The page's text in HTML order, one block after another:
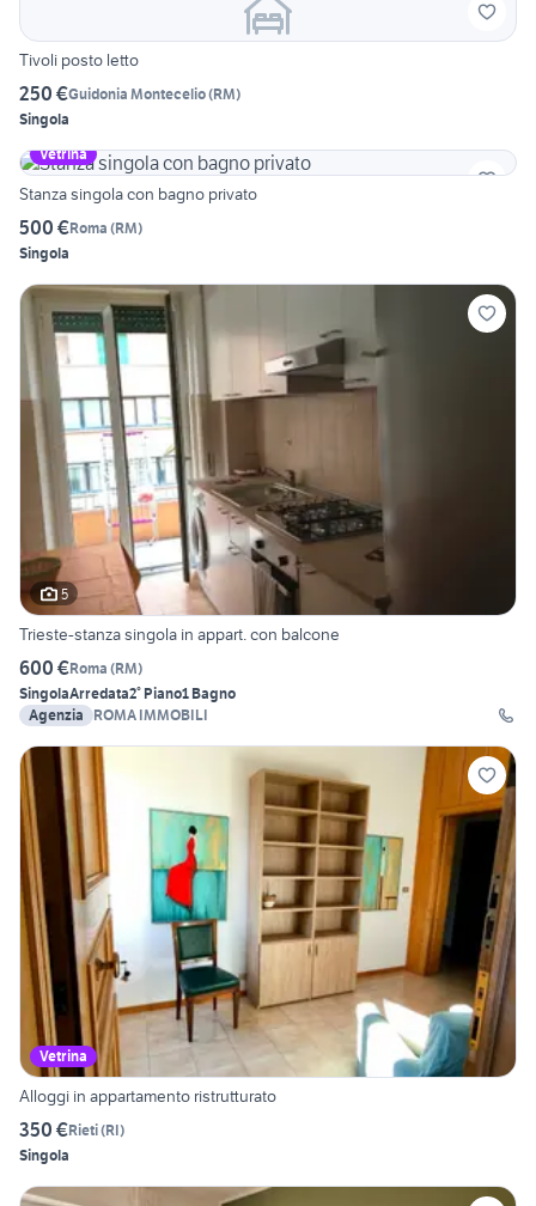
Tivoli posto letto
250 €Guidonia Montecelio(RM)
Singola
Vetrina
Stanza singola con bagno privato
500 €Roma (RM)
Singola
5
Trieste-stanza singola in appart. con balcone
600 €Roma (RM)
SingolaArredata2° Piano1 Bagno
Agenzia
ROMA IMMOBILI
Vetrina
Alloggi in appartamento ristrutturato
350 €Rieti(RI)
Singola